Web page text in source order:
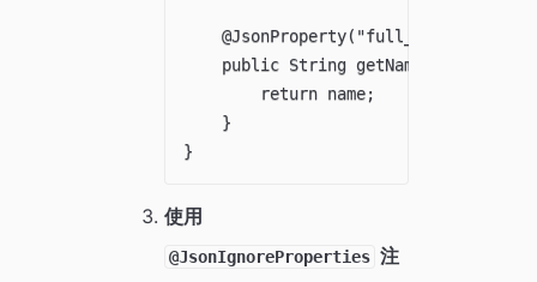
    @JsonProperty("full_name")
    public String getName() {
        return name;
    }
使用
@JsonIgnoreProperties 注